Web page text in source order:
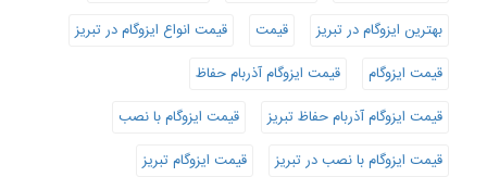
بهترین ایزوگام در تبریز
قیمت
قیمت انواع ایزوگام در تبریز
قیمت ایزوگام
قیمت ایزوگام آذربام حفاظ
قیمت ایزوگام آذربام حفاظ تبریز
قیمت ایزوگام با نصب
قیمت ایزوگام با نصب در تبریز
قیمت ایزوگام تبریز